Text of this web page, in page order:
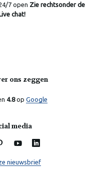
7 open Zie rechtsonder de
chat!
ons zeggen
4.8op Google
media
nieuwsbrief